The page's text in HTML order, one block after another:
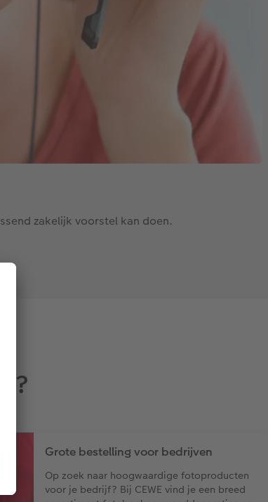
zakelijk voorstel kan doen.
Grote bestelling voor bedrijven
Op zoek naar hoogwaardige fotoproducten
voor je bedrijf? Bij CEWE vind je een breed